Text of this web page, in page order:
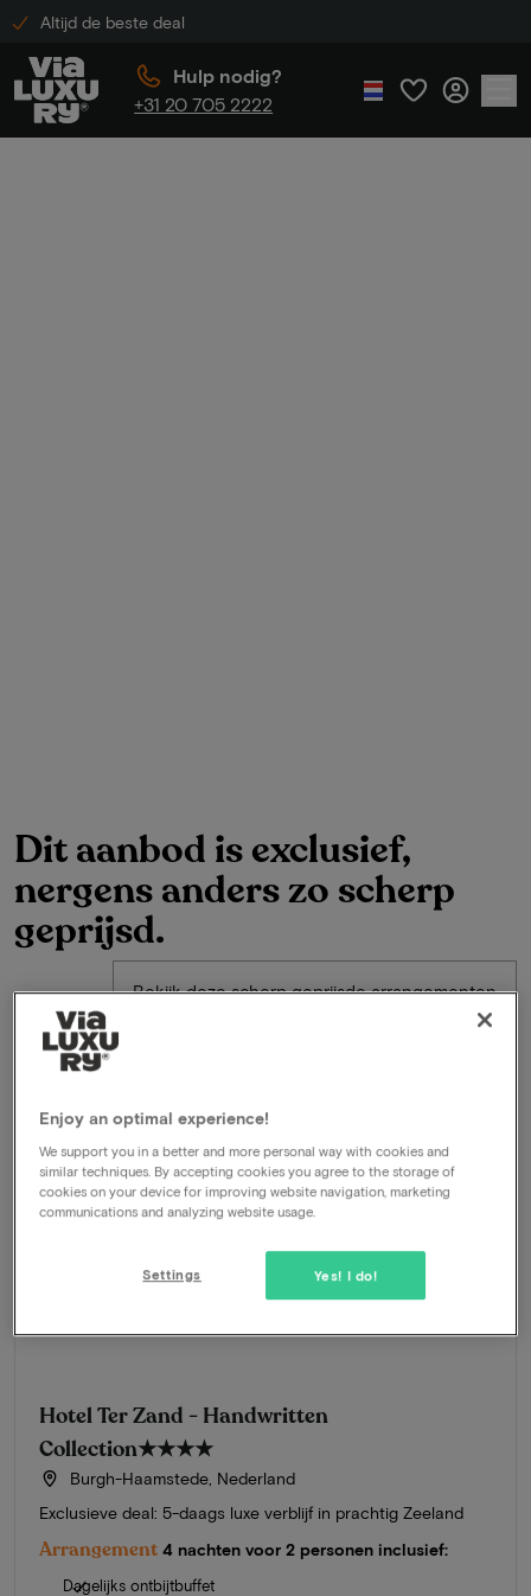
Altijd de beste deal
Hulp nodig?
+31 20 705 2222
Dit aanbod is exclusief,
nergens anders zo scherp
geprijsd.
Bekijk deze scherp geprijsde arrangementen
Hotel Ter Zand - Handwritten
Collection★★★★
Burgh-Haamstede, Nederland
Exclusieve deal: 5-daags luxe verblijf in prachtig Zeeland
Arrangement 4 nachten voor 2 personen inclusief:
Dagelijks ontbijtbuffet
Enjoy an optimal experience!
We support you in a better and more personal way with cookies and
similar techniques. By accepting cookies you agree to the storage of
cookies on your device for improving website navigation, marketing
communications and analyzing website usage.
Yes! I do!
Settings